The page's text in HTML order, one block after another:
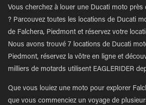
Vous cherchez à louer une Ducati moto près
? Parcouvez toutes les locations de Ducati
de Falchera, Piedmont et réservez votre
Nous avons trouvé 7 locations de Ducati
Piedmont, réservez la vôtre en ligne et
milliers de motards utilisent EAGLERIDER
Que vous louiez une moto pour explorer
que vous commenciez un voyage de